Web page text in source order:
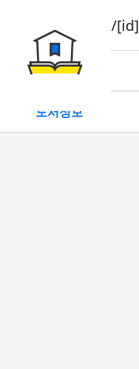
book/rent/[id]
대여
도서정보